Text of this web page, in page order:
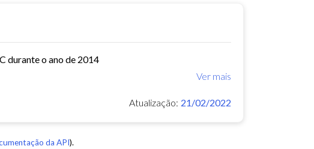
durante o ano de 2014
Ver mais
Atualização: 21/02/2022
da API).